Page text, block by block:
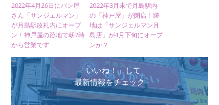
2022年4月26日にパン屋
さん「サンジェルマン」
が月島駅改札内にオープ
ン！神戸屋の跡地で朝7時
から営業です
2022年3月末で月島駅内
の「神戸屋」が閉店！跡
地は「サンジェルマン月
島店」が4月下旬にオープ
ンか？
「いいね！」して
最新情報をチェック